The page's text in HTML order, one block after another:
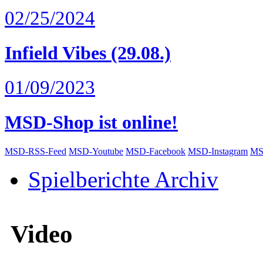
02/25/2024
Infield Vibes (29.08.)
01/09/2023
MSD-Shop ist online!
MSD-RSS-Feed MSD-Youtube MSD-Facebook MSD-Instagram
Spielberichte Archiv
Video